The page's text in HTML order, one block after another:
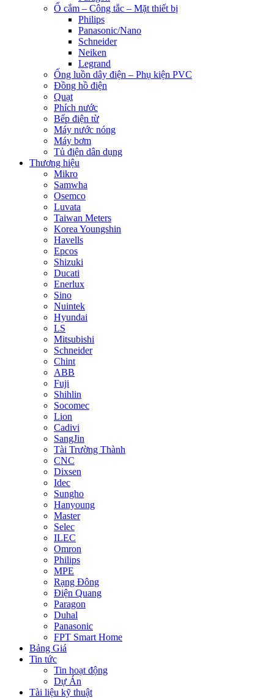
Ổ cắm – Công tắc – Mặt thiết bị
Philips
Panasonic/Nano
Schneider
Neiken
Legrand
Ống luồn dây điện – Phụ kiện PVC
Đồng hồ điện
Quạt
Phích nước
Bếp điện từ
Máy nước nóng
Máy bơm
Tủ điện dân dụng
Thương hiệu
Mikro
Samwha
Osemco
Luvata
Taiwan Meters
Korea Youngshin
Havells
Epcos
Shizuki
Ducati
Enerlux
Sino
Nuintek
Hyundai
LS
Mitsubishi
Schneider
Chint
ABB
Fuji
Shihlin
Socomec
Lion
Cadivi
SangJin
Tài Trường Thành
CNC
Dixsen
Idec
Sungho
Hanyoung
Master
Selec
ILEC
Omron
Philips
MPE
Rạng Đông
Điện Quang
Paragon
Duhal
Panasonic
FPT Smart Home
Bảng Giá
Tin tức
Tin hoạt động
Dự Án
Tài liệu kỹ thuật